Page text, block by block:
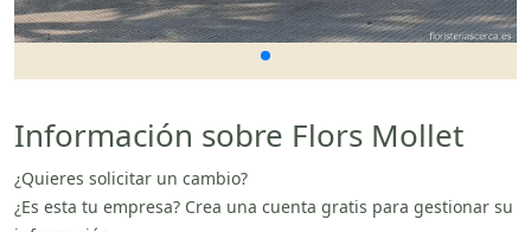
Información sobre Flors Mollet
¿Quieres solicitar un cambio?
¿Es esta tu empresa? Crea una cuenta gratis para gestionar su